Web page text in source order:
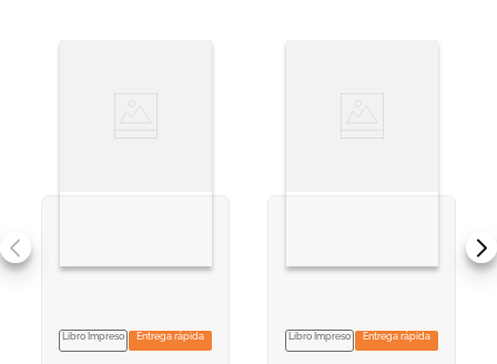
VER INFORMACION
Libro Impreso Entrega rápida
NO DISPONIBLE
Libro Impreso Entrega rápida